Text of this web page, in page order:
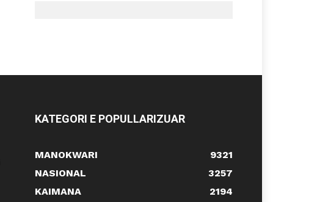
KATEGORI E POPULLARIZUAR
MANOKWARI
9321
NASIONAL
3257
KAIMANA
2194